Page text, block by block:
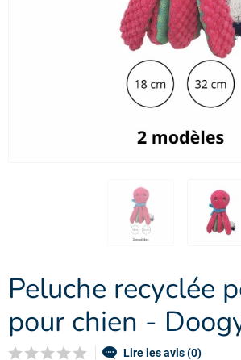
Peluche recyclée
pour chien -
Lire les avis (0)